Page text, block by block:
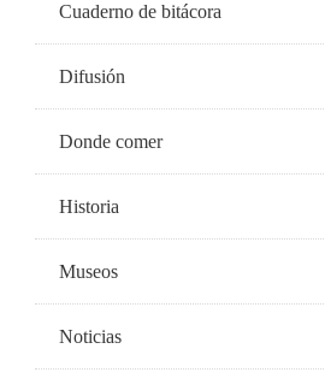
Cuaderno de bitácora
Difusión
Donde comer
Historia
Museos
Noticias